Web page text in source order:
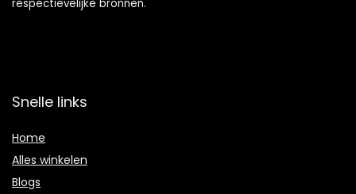
respectievelijke bronnen.
Snelle links
Home
Alles winkelen
Blogs